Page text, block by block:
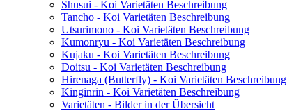
Shusui - Koi Varietäten Beschreibung
Tancho - Koi Varietäten Beschreibung
Utsurimono - Koi Varietäten Beschreibung
Kumonryu - Koi Varietäten Beschreibung
Kujaku - Koi Varietäten Beschreibung
Doitsu - Koi Varietäten Beschreibung
Hirenaga (Butterfly) - Koi Varietäten Beschreibung
Kinginrin - Koi Varietäten Beschreibung
Varietäten - Bilder in der Übersicht